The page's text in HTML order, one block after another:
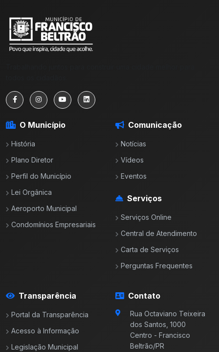
O Município
História
Plano Diretor
Perfil do Município
Lei Orgânica
Aeroporto Municipal
Condomínios Empresariais
Comunicação
Notícias
Vídeos
Eventos
Serviços
Serviços Online
Central de Atendimento
Carta de Serviços
Perguntas Frequentes
Transparência
Portal da Transparência
Acesso à Informação
Legislação Municipal
Contato
Rua Octaviano Teixeira
dos Santos, 1000
Centro - Francisco
Beltrão/PR